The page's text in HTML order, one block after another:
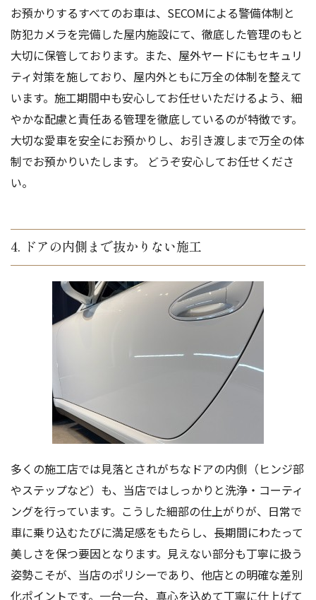
お預かりするすべてのお車は、SECOMによる警備体制と
防犯カメラを完備した屋内施設にて、徹底した管理のもと
大切に保管しております。また、屋外ヤードにもセキュリ
ティ対策を施しており、屋内外ともに万全の体制を整えて
います。施工期間中も安心してお任せいただけるよう、細
やかな配慮と責任ある管理を徹底しているのが特徴です。
大切な愛車を安全にお預かりし、お引き渡しまで万全の体
制でお預かりいたします。 どうぞ安心してお任せくださ
い。
4. ドアの内側まで抜かりない施工
多くの施工店では見落とされがちなドアの内側（ヒンジ部
やステップなど）も、当店ではしっかりと洗浄・コーティ
ングを行っています。こうした細部の仕上がりが、日常で
車に乗り込むたびに満足感をもたらし、長期間にわたって
美しさを保つ要因となります。見えない部分も丁寧に扱う
姿勢こそが、当店のポリシーであり、他店との明確な差別
化ポイントです。一台一台、真心を込めて丁寧に仕上げて